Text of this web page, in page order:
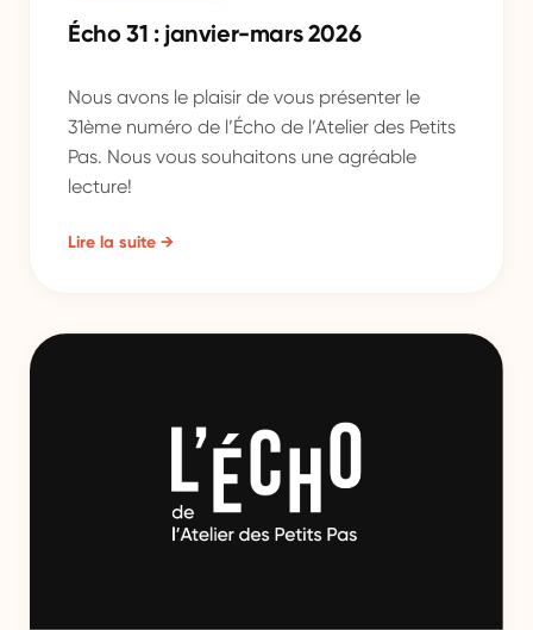
Écho 31 : janvier-mars 2026
Nous avons le plaisir de vous présenter le
31ème numéro de l’Écho de l’Atelier des Petits
Pas. Nous vous souhaitons une agréable
lecture!
Lire la suite →